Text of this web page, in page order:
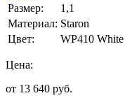
Размер:
1,1
Материал: Staron
Цвет:
WP410 White
Цена:
от 13 640 руб.